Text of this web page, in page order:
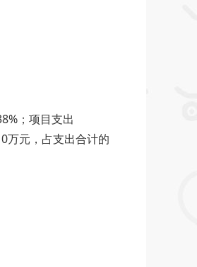
；项目支出
元，占支出合计的